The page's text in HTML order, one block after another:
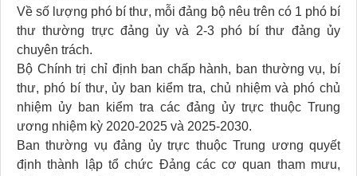
Về số lượng phó bí thư, mỗi đảng bộ nêu trên có 1 phó bí
thư thường trực đảng ủy và 2-3 phó bí thư đảng ủy
chuyên trách.
Bộ Chính trị chỉ định ban chấp hành, ban thường vụ, bí
thư, phó bí thư, ủy ban kiểm tra, chủ nhiệm và phó chủ
nhiệm ủy ban kiểm tra các đảng ủy trực thuộc Trung
ương nhiệm kỳ 2020-2025 và 2025-2030.
Ban thường vụ đảng ủy trực thuộc Trung ương quyết
định thành lập tổ chức Đảng các cơ quan tham mưu,